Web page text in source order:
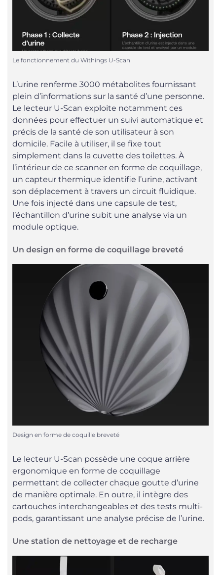
Le fonctionnement du Withings U-Scan
L’urine renferme 3000 métabolites fournissant
plein d’informations sur la santé d’une personne.
Le lecteur U-Scan exploite notamment ces
données pour effectuer un suivi automatique et
précis de la santé de son utilisateur à son
domicile. Facile à utiliser, il se fixe tout
simplement dans la cuvette des toilettes. À
l’intérieur de ce scanner en forme de coquillage,
un capteur thermique identifie l’urine, activant
son déplacement à travers un circuit fluidique.
Une fois injecté dans une capsule de test,
l’échantillon d’urine subit une analyse via un
module optique.
Un design en forme de coquillage breveté
Design en forme de coquille breveté
Le lecteur U-Scan possède une coque arrière
ergonomique en forme de coquillage
permettant de collecter chaque goutte d’urine
de manière optimale. En outre, il intègre des
cartouches interchangeables et des tests multi-
pods, garantissant une analyse précise de l’urine.
Une station de nettoyage et de recharge